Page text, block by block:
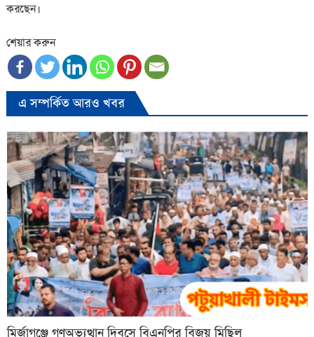
করছেন।
শেয়ার করুন
এ সম্পর্কিত আরও খবর
মির্জাগঞ্জে গণঅভ্যুত্থান দিবসে বিএনপির বিজয় মিছিল